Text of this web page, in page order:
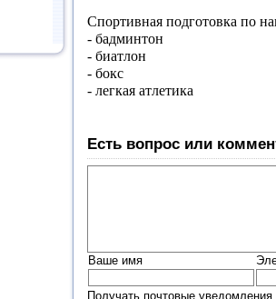
Спортивная подготовка по
- бадминтон
- биатлон
- бокс
- легкая атлетика
Есть вопрос или
Ваше имя
Получать почтовые